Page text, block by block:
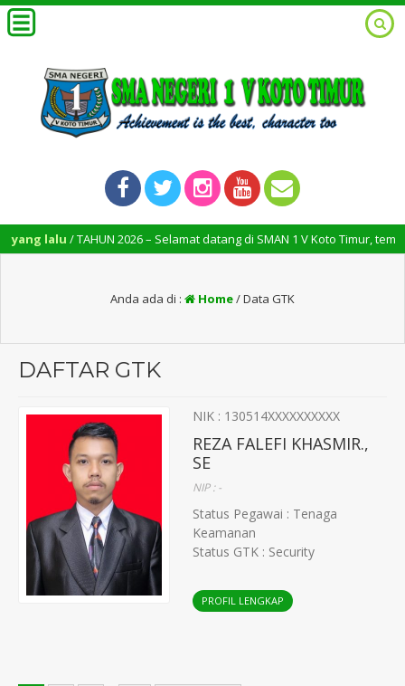
lalu/ TAHUN 2026 – Selamat datang di SMAN 1 V Koto Timur, tempat
Anda ada di : Home/Data GTK
DAFTAR GTK
NIK : 130514XXXXXXXXXX
REZA FALEFI KHASMIR.,
SE
NIP : -
Status Pegawai : Tenaga
Keamanan
Status GTK : Security
PROFIL LENGKAP